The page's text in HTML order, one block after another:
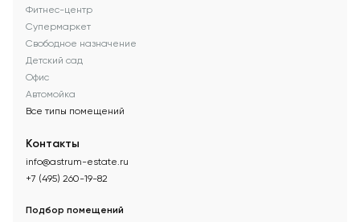
Фитнес-центр
Супермаркет
Свободное назначение
Детский сад
Офис
Автомойка
Все типы помещений
Контакты
info@astrum-estate.ru
+7 (495) 260-19-82
Подбор помещений